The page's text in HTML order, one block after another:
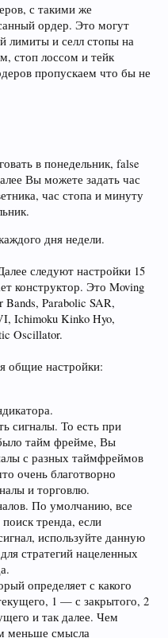
с такими же
ордер. Это могут
лимиты и селл стопы на
стоп лоссом и тейк
пропускаем что бы не
в понедельник, false
Вы можете задать час
час стопа и минуту
дня недели.
следуют настройки 15
конструктор. Это Moving
Parabolic SAR,
Ichimoku Kinko Hyo,
Oscillator.
общие настройки:
сигналы. То есть при
тайм фрейме, Вы
с разных таймфреймов
очень благотворно
и торговлю.
По умолчанию, все
тренда, если
используйте данную
стратегий нацеленных
определяет с какого
1 — с закрытого, 2
и так далее. Чем
меньше смысла